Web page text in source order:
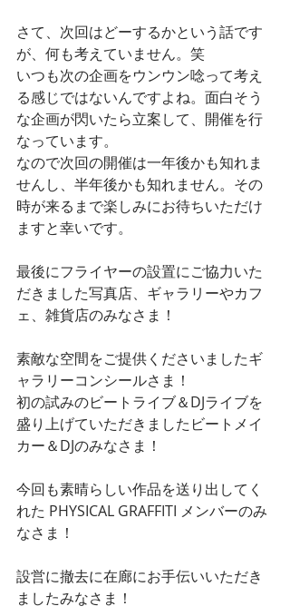
さて、次回はどーするかという話です
が、何も考えていません。笑
いつも次の企画をウンウン唸って考え
る感じではないんですよね。面白そう
な企画が閃いたら立案して、開催を行
なっています。
なので次回の開催は一年後かも知れま
せんし、半年後かも知れません。その
時が来るまで楽しみにお待ちいただけ
ますと幸いです。
最後にフライヤーの設置にご協力いた
だきました写真店、ギャラリーやカフ
ェ、雑貨店のみなさま！
素敵な空間をご提供くださいましたギ
ャラリーコンシールさま！
初の試みのビートライブ＆DJライブを
盛り上げていただきましたビートメイ
カー＆DJのみなさま！
今回も素晴らしい作品を送り出してく
れた PHYSICAL GRAFFITI メンバーのみ
なさま！
設営に撤去に在廊にお手伝いいただき
ましたみなさま！